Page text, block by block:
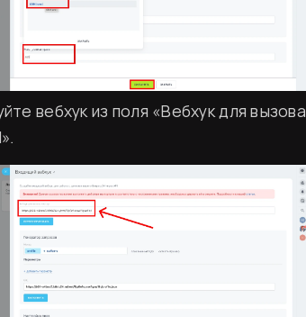
вебхук из поля «Вебхук для вызова